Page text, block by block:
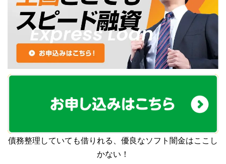
債務整理していても借りれる、優良なソフト闇金はここし
かない！